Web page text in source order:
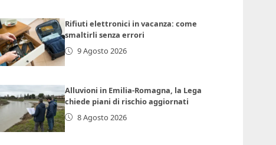
Rifiuti elettronici in vacanza: come
smaltirli senza errori
9 Agosto 2026
Alluvioni in Emilia-Romagna, la Lega
chiede piani di rischio aggiornati
8 Agosto 2026